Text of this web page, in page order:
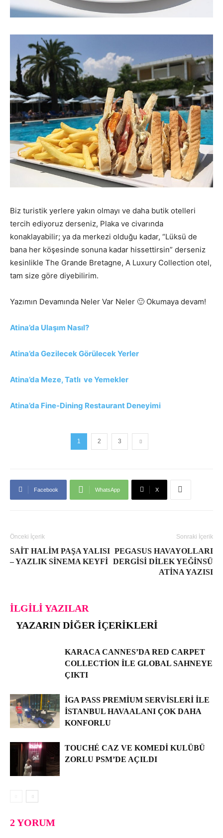
Biz turistik yerlere yakın olmayı ve daha butik otelleri
tercih ediyoruz derseniz, Plaka ve civarında
konaklayabilir; ya da merkezi olduğu kadar, “Lüksü de
bana her köşesinde sonuna kadar hissettirsin” derseniz
kesinlikle The Grande Bretagne, A Luxury Collection otel,
tam size göre diyebilirim.
Yazımın Devamında Neler Var Neler 🙂 Okumaya devam!
Atina’da Ulaşım Nasıl?
Atina’da Gezilecek Görülecek Yerler
Atina’da Meze, Tatlı ve Yemekler
Atina’da Fine-Dining Restaurant Deneyimi
1 2 3
Facebook WhatsApp X
Önceki İçerik
SAIT HALIM PAŞA YALISI
– YAZLIK SINEMA KEYFI
Sonraki İçerik
PEGASUS HAVAYOLLARI
DERGISI DILEK YEĞINSÜ
ATINA YAZISI
İLGILI YAZILAR
YAZARIN DIĞER İÇERIKLERI
KARACA CANNES’DA RED CARPET
COLLECTION ILE GLOBAL SAHNEYE
ÇIKTI
İGA PASS PREMIUM SERVISLERI ILE
İSTANBUL HAVAALANI ÇOK DAHA
KONFORLU
TOUCHÉ CAZ VE KOMEDI KULÜBÜ
ZORLU PSM’DE AÇILDI
2 YORUM